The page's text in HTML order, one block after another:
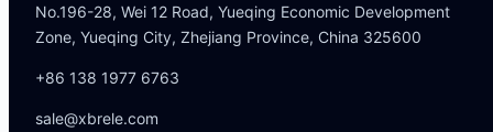
No.196-28, Wei 12 Road, Yueqing Economic Development
Zone, Yueqing City, Zhejiang Province, China 325600
+86 138 1977 6763
sale@xbrele.com